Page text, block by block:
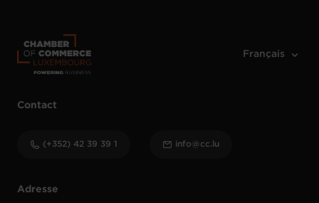
Adresse
Contact
(+352) 42 39 39 1 info@cc.lu